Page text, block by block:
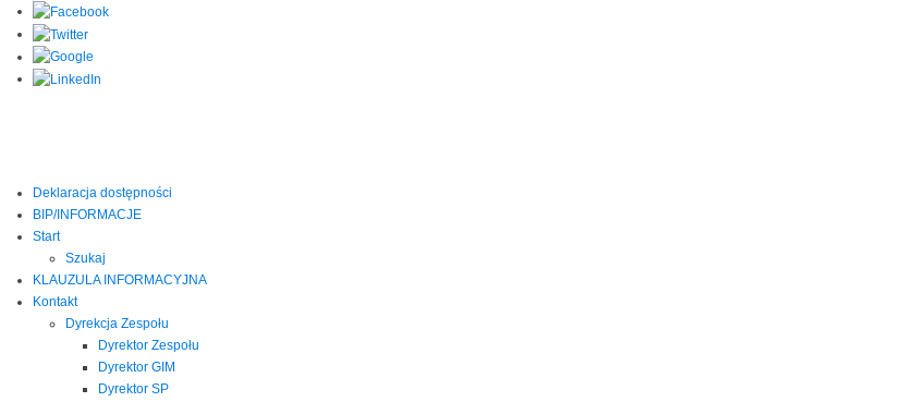
Deklaracja dostępności
BIP/INFORMACJE
Start
Szukaj
KLAUZULA INFORMACYJNA
Kontakt
Dyrekcja Zespołu
Dyrektor Zespołu
Dyrektor GIM
Dyrektor SP